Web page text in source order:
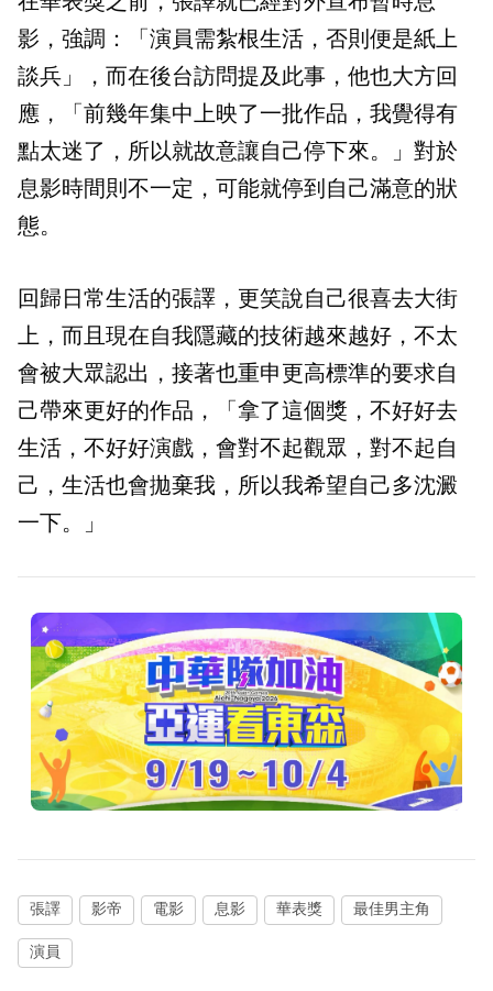
影，強調：「演員需紮根生活，否則便是紙上
談兵」，而在後台訪問提及此事，他也大方回
應，「前幾年集中上映了一批作品，我覺得有
點太迷了，所以就故意讓自己停下來。」對於
息影時間則不一定，可能就停到自己滿意的狀
態。
回歸日常生活的張譯，更笑說自己很喜去大街
上，而且現在自我隱藏的技術越來越好，不太
會被大眾認出，接著也重申更高標準的要求自
己帶來更好的作品，「拿了這個獎，不好好去
生活，不好好演戲，會對不起觀眾，對不起自
己，生活也會拋棄我，所以我希望自己多沈澱
一下。」
張譯 影帝 電影 息影 華表獎 最佳男主角
演員